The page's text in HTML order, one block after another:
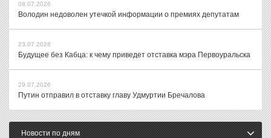
08.07.2026
Володин недоволен утечкой информации о премиях депутатам
23.07.2026
Будущее без Кабца: к чему приведет отставка мэра Первоуральска
29.07.2026
Путин отправил в отставку главу Удмуртии Бречалова
Новости по дням